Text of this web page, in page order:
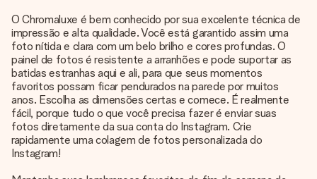
O Chromaluxe é bem conhecido por sua excelente técnica de
impressão e alta qualidade. Você está garantido assim uma
foto nítida e clara com um belo brilho e cores profundas. O
painel de fotos é resistente a arranhões e pode suportar as
batidas estranhas aqui e ali, para que seus momentos
favoritos possam ficar pendurados na parede por muitos
anos. Escolha as dimensões certas e comece. É realmente
fácil, porque tudo o que você precisa fazer é enviar suas
fotos diretamente da sua conta do Instagram. Crie
rapidamente uma colagem de fotos personalizada do
Instagram!